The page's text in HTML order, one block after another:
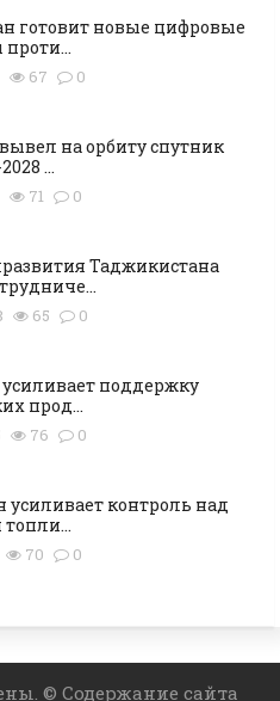
готовит новые цифровые
67 0
на орбиту спутник
...
71 0
Таджикистана
65 0
поддержку
прод...
76 0
усиливает контроль над
70 0
© Содержание сайта